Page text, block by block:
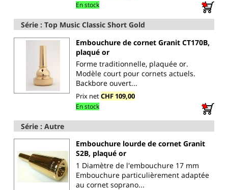
En stock
Série : Top Music Classic Short Gold
Embouchure de cornet Granit CT170B,
plaqué or
Forme traditionnelle, plaquée or.
Modèle court pour cornets actuels.
Backbore ouvert...
Prix netCHF 109,00
En stock
Série : Autre
Embouchure lourde de cornet Granit
S2B, plaqué or
1 Diamètre de l'embouchure 17 mm
Embouchure particulièrement adaptée
au cornet soprano...